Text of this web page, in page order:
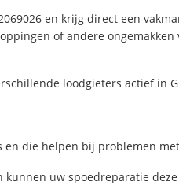
en krijg direct een
of andere
loodgieters actief in
die helpen bij problemen
uw spoedreparatie